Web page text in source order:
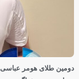
دومین طلای هومر عباسی